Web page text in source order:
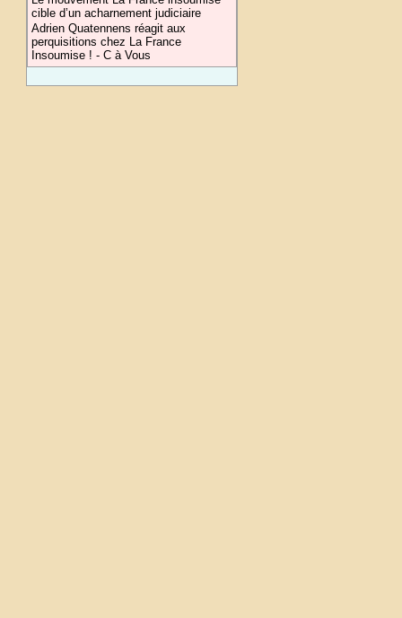
cible d’un acharnement judiciaire
Adrien Quatennens réagit aux
perquisitions chez La France
Insoumise ! - C à Vous